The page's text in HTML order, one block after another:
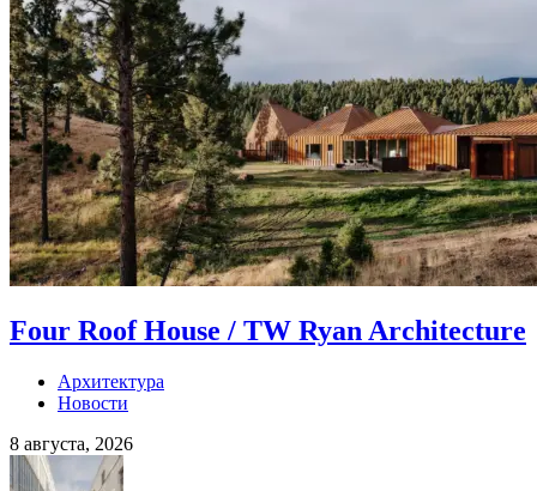
Four Roof House / TW Ryan Architecture
Архитектура
Новости
8 августа, 2026